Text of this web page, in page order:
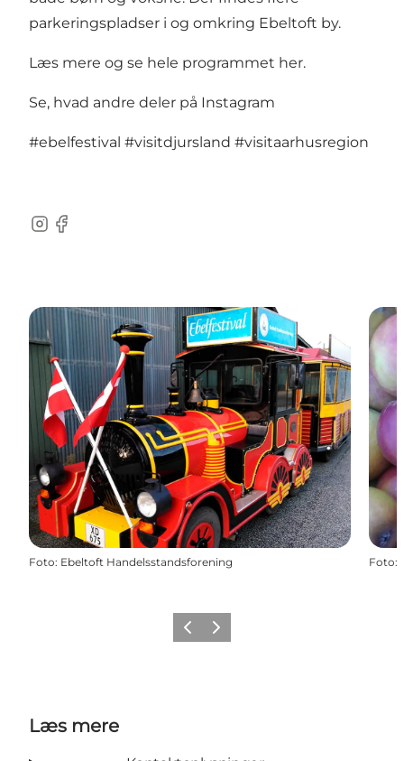
parkeringspladser i og omkring Ebeltoft by.
Læs mere og se hele programmet her.
Se, hvad andre deler på Instagram
#ebelfestival #visitdjursland #visitaarhusregion
Instagram
Facebook
Foto: Ebeltoft Handelsstandsforening Foto:
ForrigeNæste
Læs mere